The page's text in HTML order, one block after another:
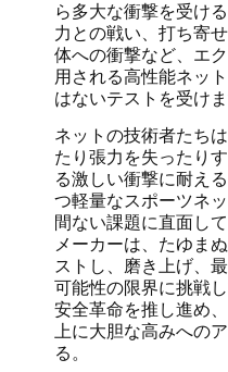
ら多大な衝撃を受け
力との戦い、打ち寄
体への衝撃など、エ
用される高性能ネッ
はないテストを受けま
ネットの技術者たち
たり張力を失ったり
る激しい衝撃に耐え
つ軽量なスポーツネ
間ない課題に直面し
メーカーは、たゆま
ストし、磨き上げ、
可能性の限界に挑戦
安全革命を推し進め
上に大胆な高みへの
る。